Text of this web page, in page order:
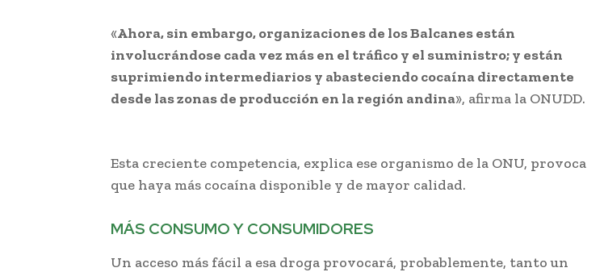
«Ahora, sin embargo, organizaciones de los Balcanes están
involucrándose cada vez más en el tráfico y el suministro; y están
suprimiendo intermediarios y abasteciendo cocaína directamente
desde las zonas de producción en la región andina», afirma la ONUDD.
Esta creciente competencia, explica ese organismo de la ONU, provoca
que haya más cocaína disponible y de mayor calidad.
MÁS CONSUMO Y CONSUMIDORES
Un acceso más fácil a esa droga provocará, probablemente, tanto un